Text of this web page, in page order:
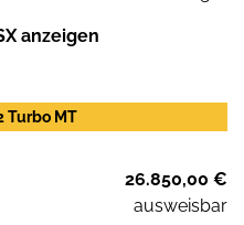
anzeigen
Turbo MT
26.850,00 €
ausweisbar